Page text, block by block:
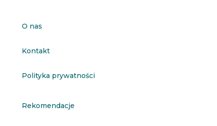
O nas
Kontakt
Polityka prywatności
Rekomendacje